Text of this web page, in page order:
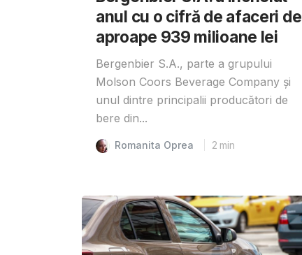
anul cu o cifră de afaceri de
aproape 939 milioane lei
Bergenbier S.A., parte a grupului
Molson Coors Beverage Company și
unul dintre principalii producători de
bere din...
Romanita Oprea 2 min